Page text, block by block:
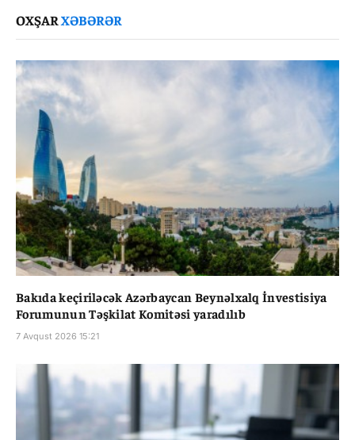
OXŞARXƏBƏRƏR
Bakıda keçiriləcək Azərbaycan Beynəlxalq İnvestisiya
Forumunun Təşkilat Komitəsi yaradılıb
7 Avqust 2026 15:21